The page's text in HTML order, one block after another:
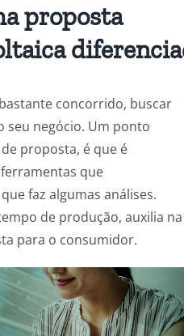
proposta
concorrido, buscar
seu negócio. Um ponto
proposta, é que é
que
faz algumas análises.
de produção, auxilia na
para o consumidor.